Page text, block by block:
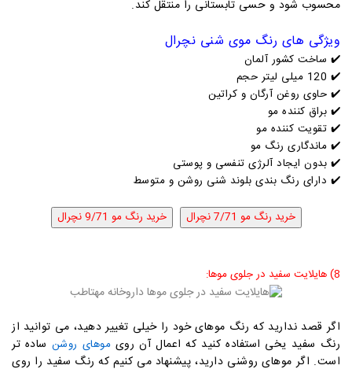
محسوب شود و حسی تابستانی را منتقل کند.
ویژگی های رنگ موی شنی نچرال
✔️ ساخت کشور آلمان
✔️ 120 میلی لیتر حجم
✔️ حاوی روغن آرگان و کراتین
✔️ براق کننده مو
✔️ تقویت کننده مو
✔️ ماندگاری رنگ مو
✔️ بدون ایجاد آلرژی تنفسی و پوستی
✔️ دارای رنگ بندی بلوند شنی روشن و متوسط
8) هایلایت سفید در جلوی موها:
اگر قصد ندارید که رنگ موهای خود را خیلی تغییر دهید، می توانید از
رنگ سفید یخی استفاده کنید که اعمال آن روی موهای روشن ساده تر
است. اگر موهای روشنی دارید، پیشنهاد می کنیم که رنگ سفید را روی